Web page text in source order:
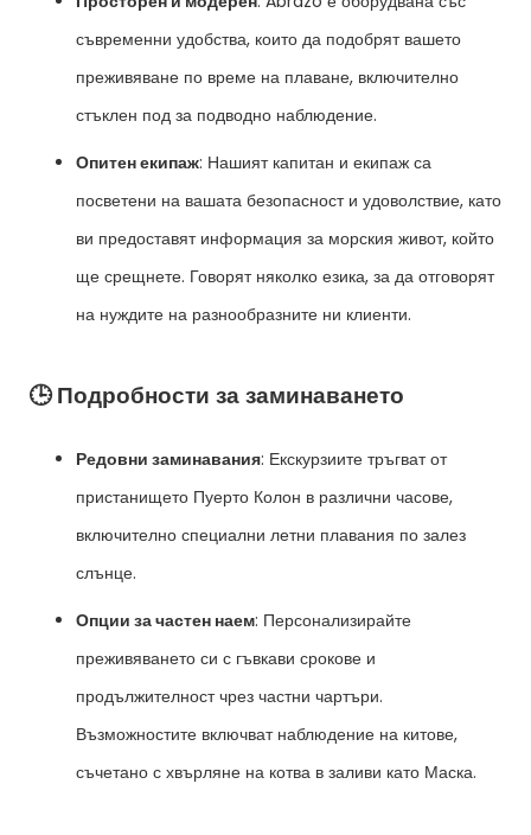
съвременни удобства, които да подобрят вашето
преживяване по време на плаване, включително
стъклен под за подводно наблюдение.
Опитен екипаж: Нашият капитан и екипаж са
посветени на вашата безопасност и удоволствие, като
ви предоставят информация за морския живот, който
ще срещнете. Говорят няколко езика, за да отговорят
на нуждите на разнообразните ни клиенти.
🕒 Подробности за заминаването
Редовни заминавания: Екскурзиите тръгват от
пристанището Пуерто Колон в различни часове,
включително специални летни плавания по залез
слънце.
Опции за частен наем: Персонализирайте
преживяването си с гъвкави срокове и
продължителност чрез частни чартъри.
Възможностите включват наблюдение на китове,
съчетано с хвърляне на котва в заливи като Маска.